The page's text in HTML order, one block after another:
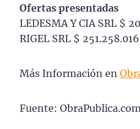
Ofertas presentadas
LEDESMA Y CIA SRL $
RIGEL SRL $
Más Información en
Fuente: